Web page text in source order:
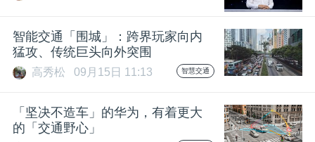
智能交通「围城」：跨界玩家向内
猛攻、传统巨头向外突围
高秀松 09月15日 11:13 智慧交通
「坚决不造车」的华为，有着更大
的「交通野心」